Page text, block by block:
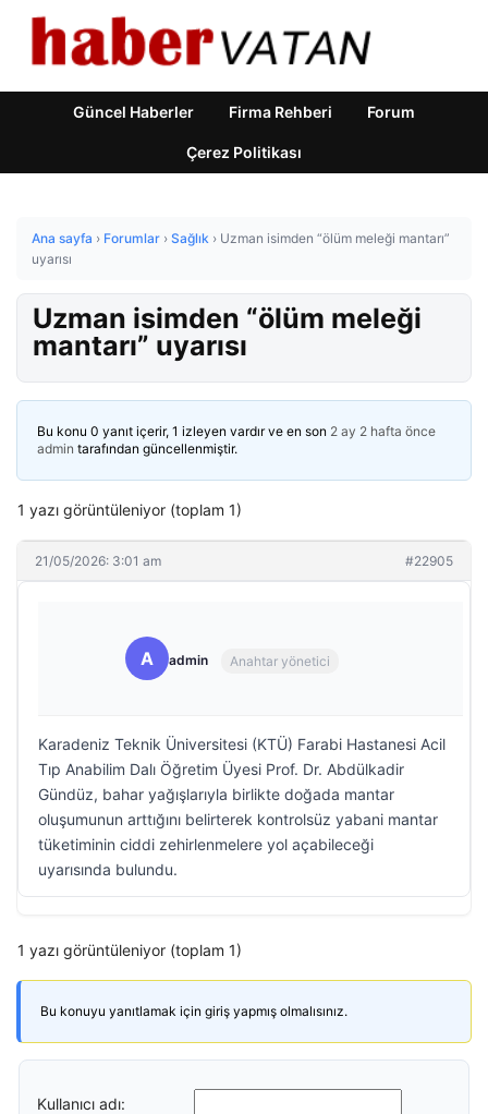
Güncel Haberler Firma Rehberi Forum
Çerez Politikası
Ana sayfa › Forumlar › Sağlık › Uzman isimden “ölüm meleği mantarı”
uyarısı
Uzman isimden “ölüm meleği
mantarı” uyarısı
Bu konu 0 yanıt içerir, 1 izleyen vardır ve en son 2 ay 2 hafta önce
admin tarafından güncellenmiştir.
1 yazı görüntüleniyor (toplam 1)
21/05/2026: 3:01 am #22905
A admin Anahtar yönetici
Karadeniz Teknik Üniversitesi (KTÜ) Farabi Hastanesi Acil
Tıp Anabilim Dalı Öğretim Üyesi Prof. Dr. Abdülkadir
Gündüz, bahar yağışlarıyla birlikte doğada mantar
oluşumunun arttığını belirterek kontrolsüz yabani mantar
tüketiminin ciddi zehirlenmelere yol açabileceği
uyarısında bulundu.
1 yazı görüntüleniyor (toplam 1)
Bu konuyu yanıtlamak için giriş yapmış olmalısınız.
Kullanıcı adı: